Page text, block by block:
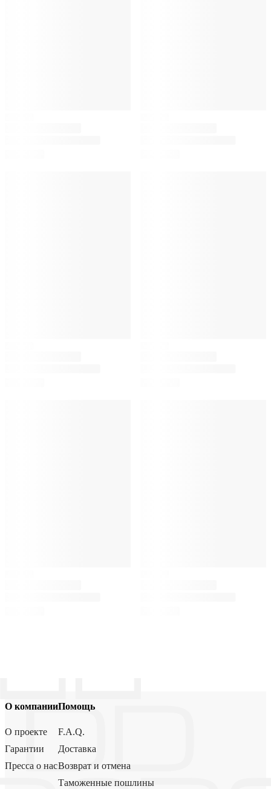
О компании
О проекте
Гарантии
Пресса о нас
Помощь
F.A.Q.
Доставка
Возврат и отмена
Таможенные пошлины